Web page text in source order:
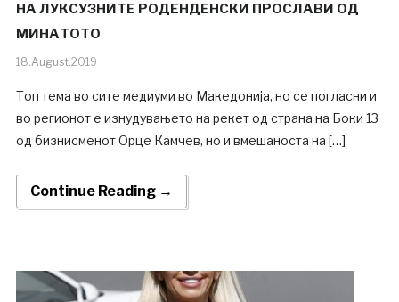
НА ЛУКСУЗНИТЕ РОДЕНДЕНСКИ ПРОСЛАВИ ОД
МИНАТОТО
18.August.2019
Топ тема во сите медиуми во Македонија, но се погласни и
во регионот е изнудувањето на рекет од страна на Боки 13
од бизнисменот Орце Камчев, но и вмешаноста на […]
Continue Reading →